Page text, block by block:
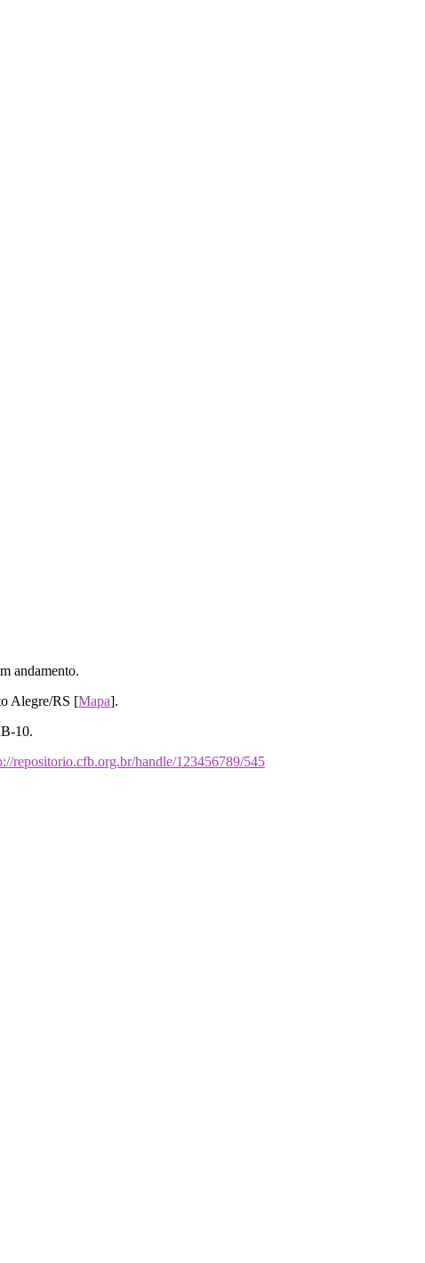
andamento.
Alegre/RS [Mapa].
10.
repositorio.cfb.org.br/handle/123456789/545